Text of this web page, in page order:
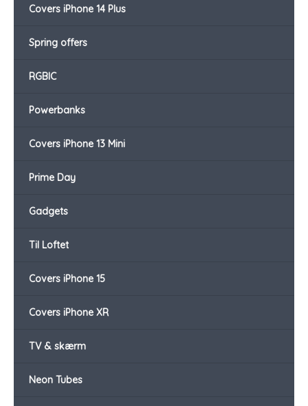
Covers iPhone 14 Plus
Spring offers
RGBIC
Powerbanks
Covers iPhone 13 Mini
Prime Day
Gadgets
Til Loftet
Covers iPhone 15
Covers iPhone XR
TV & skærm
Neon Tubes